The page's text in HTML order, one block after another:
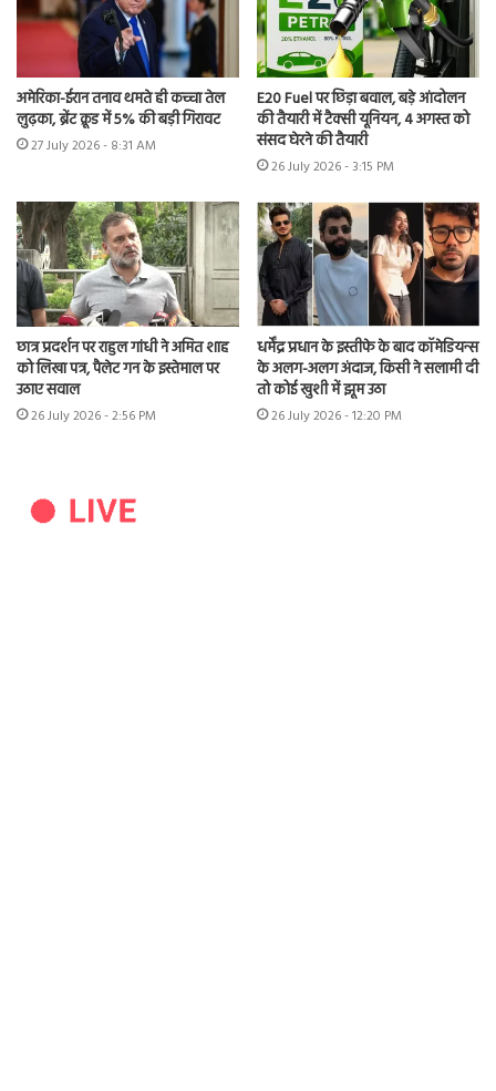
अमेरिका-ईरान तनाव थमते ही कच्चा तेल
लुढ़का, ब्रेंट क्रूड में 5% की बड़ी गिरावट
27 July 2026 - 8:31 AM
E20 Fuel पर छिड़ा बवाल, बड़े आंदोलन
की तैयारी में टैक्सी यूनियन, 4 अगस्त को
संसद घेरने की तैयारी
26 July 2026 - 3:15 PM
छात्र प्रदर्शन पर राहुल गांधी ने अमित शाह
को लिखा पत्र, पैलेट गन के इस्तेमाल पर
उठाए सवाल
26 July 2026 - 2:56 PM
धर्मेंद्र प्रधान के इस्तीफे के बाद कॉमेडियन्स
के अलग-अलग अंदाज, किसी ने सलामी दी
तो कोई खुशी में झूम उठा
26 July 2026 - 12:20 PM